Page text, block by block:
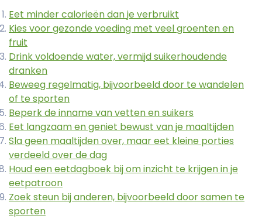
Eet minder calorieën dan je verbruikt
Kies voor gezonde voeding met veel groenten en
fruit
Drink voldoende water, vermijd suikerhoudende
dranken
Beweeg regelmatig, bijvoorbeeld door te wandelen
of te sporten
Beperk de inname van vetten en suikers
Eet langzaam en geniet bewust van je maaltijden
Sla geen maaltijden over, maar eet kleine porties
verdeeld over de dag
Houd een eetdagboek bij om inzicht te krijgen in je
eetpatroon
Zoek steun bij anderen, bijvoorbeeld door samen te
sporten